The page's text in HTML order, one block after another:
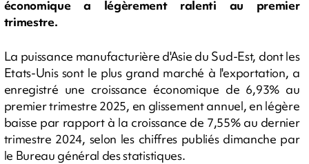
économique a légèrement ralenti au premier
trimestre.
La puissance manufacturière d'Asie du Sud-Est, dont les
Etats-Unis sont le plus grand marché à l'exportation, a
enregistré une croissance économique de 6,93% au
premier trimestre 2025, en glissement annuel, en légère
baisse par rapport à la croissance de 7,55% au dernier
trimestre 2024, selon les chiffres publiés dimanche par
le Bureau général des statistiques.